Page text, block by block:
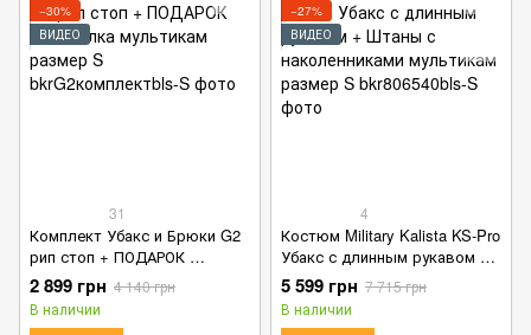
−30%
ВИДЕО
31
Комплект Убакс и Брюки G2
рип стоп + ПОДАРОК ​​
Бейсболка мультикам
размер S
2 899 грн 4 140 грн
В наличии
−27%
ВИДЕО
4
Костюм Military Kalista KS-Pro
Убакс с длинным рукавом +
Штаны с наколенниками
мультикам размер S
5 599 грн 7 715 грн
В наличии